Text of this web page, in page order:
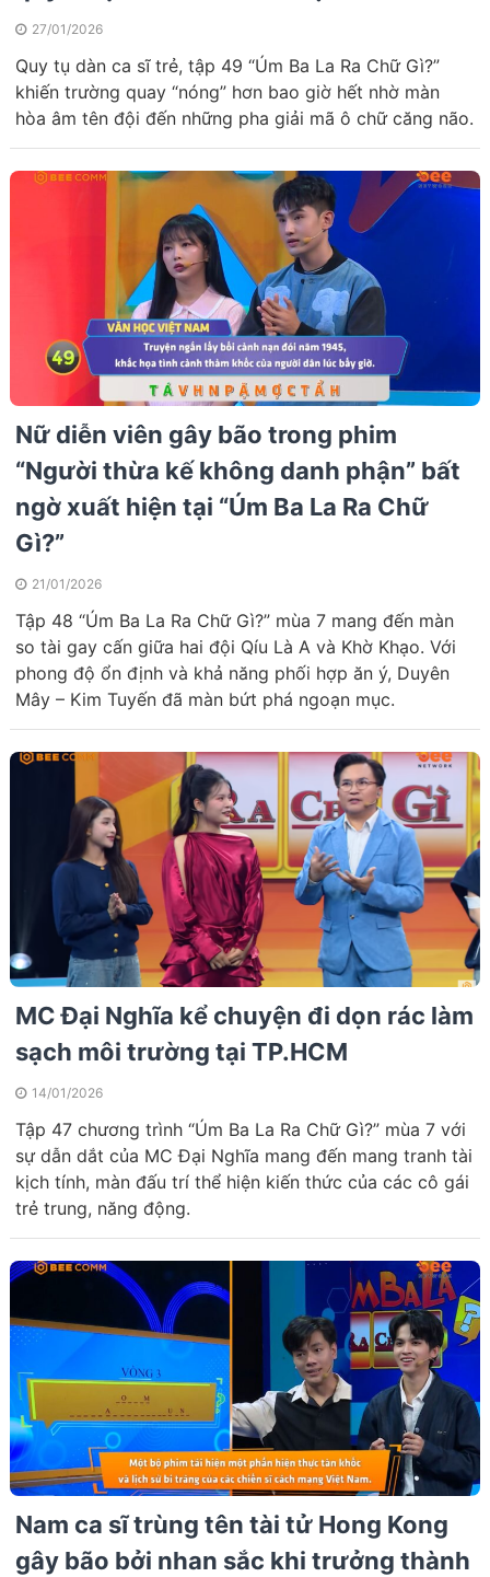
27/01/2026
Quy tụ dàn ca sĩ trẻ, tập 49 “Úm Ba La Ra Chữ Gì?”
khiến trường quay “nóng” hơn bao giờ hết nhờ màn
hòa âm tên đội đến những pha giải mã ô chữ căng não.
Nữ diễn viên gây bão trong phim
“Người thừa kế không danh phận” bất
ngờ xuất hiện tại “Úm Ba La Ra Chữ
Gì?”
21/01/2026
Tập 48 “Úm Ba La Ra Chữ Gì?” mùa 7 mang đến màn
so tài gay cấn giữa hai đội Qíu Là A và Khờ Khạo. Với
phong độ ổn định và khả năng phối hợp ăn ý, Duyên
Mây – Kim Tuyến đã màn bứt phá ngoạn mục.
MC Đại Nghĩa kể chuyện đi dọn rác làm
sạch môi trường tại TP.HCM
14/01/2026
Tập 47 chương trình “Úm Ba La Ra Chữ Gì?” mùa 7 với
sự dẫn dắt của MC Đại Nghĩa mang đến mang tranh tài
kịch tính, màn đấu trí thể hiện kiến thức của các cô gái
trẻ trung, năng động.
Nam ca sĩ trùng tên tài tử Hong Kong
gây bão bởi nhan sắc khi trưởng thành